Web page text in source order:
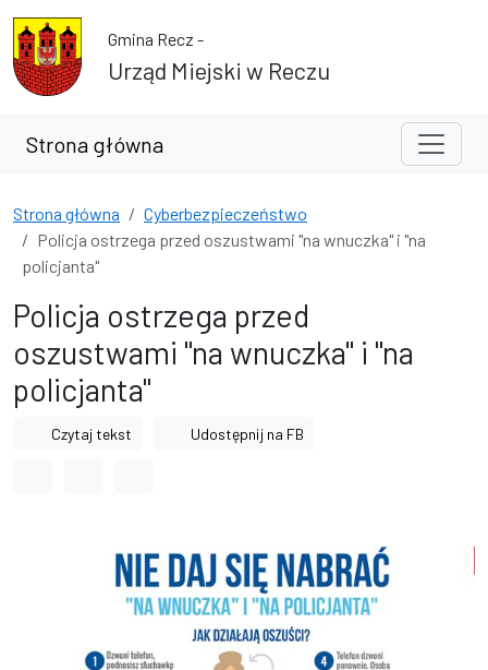
Przejdź do treści
Przejdź do wyszukiwarki
Gmina Recz -
Urząd Miejski w Reczu
Strona główna
Strona główna
Cyberbezpieczeństwo
Policja ostrzega przed oszustwami "na wnuczka" i "na
policjanta"
Policja ostrzega przed
oszustwami "na wnuczka" i "na
policjanta"
Czytaj tekst Udostępnij na FB